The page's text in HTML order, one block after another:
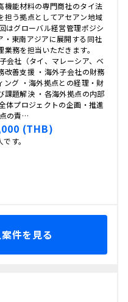
機能材料の専門商社のタイ法
担う拠点としてアセアン地域
はグローバル経営管理ポジシ
・東南アジアに展開する同社
務を担当いただきます。
会社（タイ、マレーシア、ベ
改善支援 ・海外子会社の財務
ング ・海外拠点との経理・財
課題解決 ・各海外拠点の内部
体プロジェクトの企画・推進
の責…
(THB)
す。
件を見る